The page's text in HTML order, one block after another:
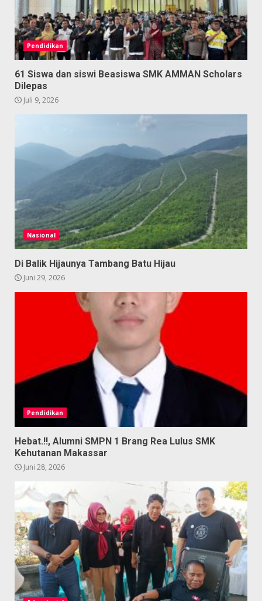
Pendidikan
61 Siswa dan siswi Beasiswa SMK AMMAN Scholars
Dilepas
Juli 9, 2026
Nasional
Di Balik Hijaunya Tambang Batu Hijau
Juni 29, 2026
Pendidikan
Hebat.!!, Alumni SMPN 1 Brang Rea Lulus SMK
Kehutanan Makassar
Juni 28, 2026